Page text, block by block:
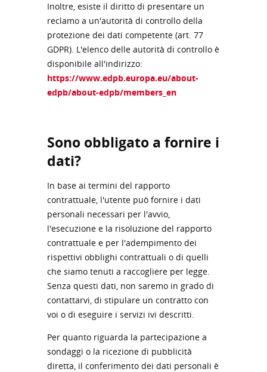
Inoltre, esiste il diritto di presentare un
reclamo a un'autorità di controllo della
protezione dei dati competente (art. 77
GDPR). L'elenco delle autorità di controllo è
disponibile all'indirizzo:
https://www.edpb.europa.eu/about-
edpb/about-edpb/members_en
Sono obbligato a fornire i
dati?
In base ai termini del rapporto
contrattuale, l'utente può fornire i dati
personali necessari per l'avvio,
l'esecuzione e la risoluzione del rapporto
contrattuale e per l'adempimento dei
rispettivi obblighi contrattuali o di quelli
che siamo tenuti a raccogliere per legge.
Senza questi dati, non saremo in grado di
contattarvi, di stipulare un contratto con
voi o di eseguire i servizi ivi descritti.
Per quanto riguarda la partecipazione a
sondaggi o la ricezione di pubblicità
diretta, il conferimento dei dati personali è